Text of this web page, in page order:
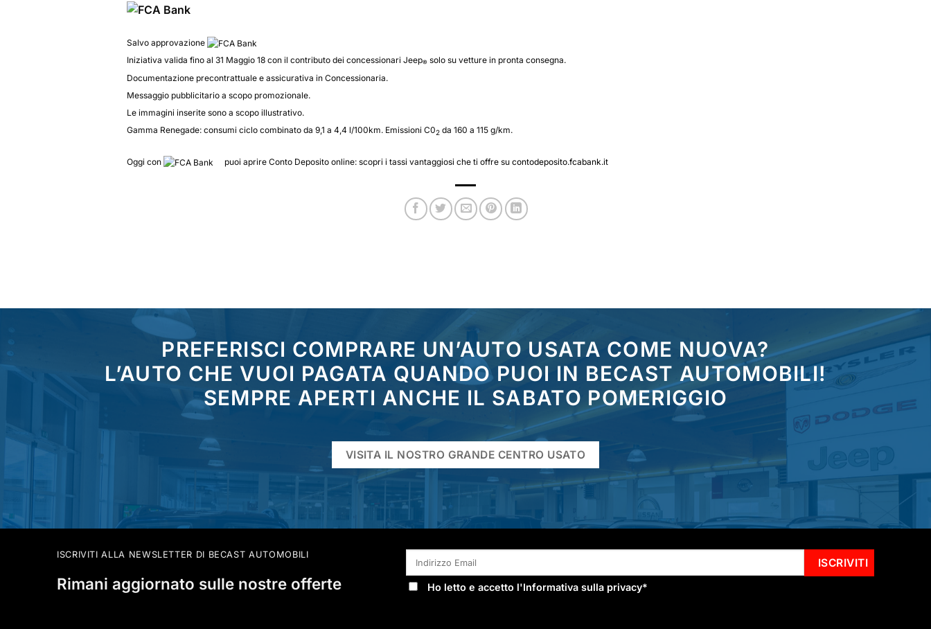
Salvo approvazione
Iniziativa valida fino al 31 Maggio 18 con il contributo dei concessionari Jeep®solo su vetture in pronta consegna.
Documentazione precontrattuale e assicurativa in Concessionaria.
Messaggio pubblicitario a scopo promozionale.
Le immagini inserite sono a scopo illustrativo.
Gamma Renegade: consumi ciclo combinato da 9,1 a 4,4 l/100km. Emissioni C02da 160 a 115 g/km.
Oggi con puoi aprire Conto Deposito online: scopri i tassi vantaggiosi che ti offre su contodeposito.fcabank.it
PREFERISCI COMPRARE UN’AUTO USATA COME NUOVA?
L’AUTO CHE VUOI PAGATA QUANDO PUOI IN BECAST AUTOMOBILI!
SEMPRE APERTI ANCHE IL SABATO POMERIGGIO
VISITA IL NOSTRO GRANDE CENTRO USATO
ISCRIVITI ALLA NEWSLETTER DI BECAST AUTOMOBILI
Rimani aggiornato sulle nostre offerte Ho letto e accetto l'Informativa sulla privacy*